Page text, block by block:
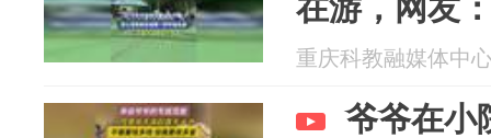
在游，网友
会走光
重庆科教融媒体中
爷爷在小